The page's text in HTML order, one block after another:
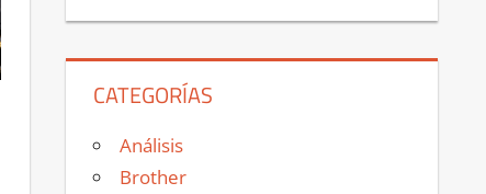
CATEGORÍAS
Análisis
Brother